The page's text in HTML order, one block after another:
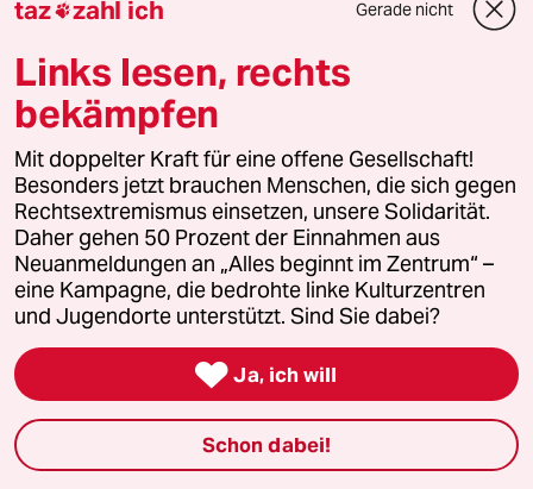
Live im Stream
Vergangene
Mehr taz Lesestoff
taz Blogs
taz FUTURZWEI
Le Monde diplomatique
taz zahl ich Gerade nicht
Links lesen, rechts
bekämpfen
Mit doppelter Kraft für eine offene Gesellschaft!
Besonders jetzt brauchen Menschen, die sich gegen
Rechtsextremismus einsetzen, unsere Solidarität.
Daher gehen 50 Prozent der Einnahmen aus
Neuanmeldungen an „Alles beginnt im Zentrum“ –
eine Kampagne, die bedrohte linke Kulturzentren
und Jugendorte unterstützt. Sind Sie dabei?
 Ja, ich will
Schon dabei!